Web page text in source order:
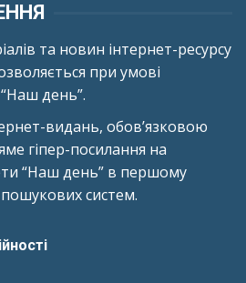
та новин інтернет-ресурсу
при умові
день”.
видань, обов’язковою
гіпер-посилання на
“Наш день” в першому
систем.